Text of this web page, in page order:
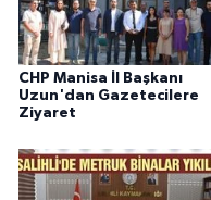
CHP Manisa İl Başkanı
Uzun'dan Gazetecilere
Ziyaret